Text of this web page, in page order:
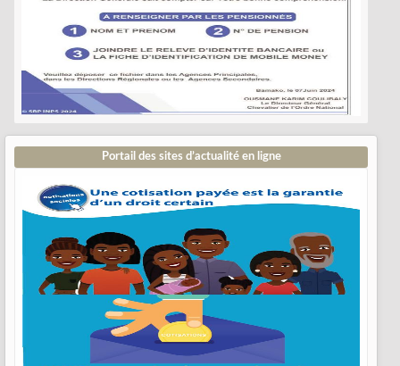
Portail des sites d’actualité en ligne